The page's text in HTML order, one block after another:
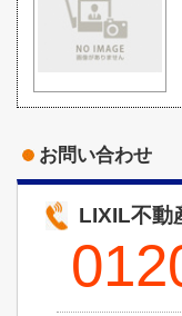
お問い合わせ
LIXIL不動